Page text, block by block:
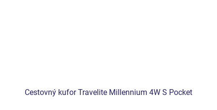
Cestovný kufor Travelite Millennium 4W S Pocket